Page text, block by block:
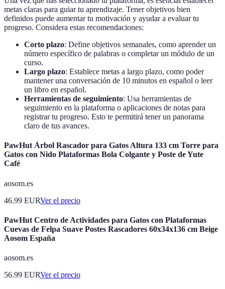
metas claras para guiar tu aprendizaje. Tener objetivos bien
definidos puede aumentar tu motivación y ayudar a evaluar tu
progreso. Considera estas recomendaciones:
Corto plazo: Define objetivos semanales, como aprender un
número específico de palabras o completar un módulo de un
curso.
Largo plazo: Establece metas a largo plazo, como poder
mantener una conversación de 10 minutos en español o leer
un libro en español.
Herramientas de seguimiento: Usa herramientas de
seguimiento en la plataforma o aplicaciones de notas para
registrar tu progreso. Esto te permitirá tener un panorama
claro de tus avances.
PawHut Árbol Rascador para Gatos Altura 133 cm Torre para
Gatos con Nido Plataformas Bola Colgante y Poste de Yute
Café
aosom.es
46.99 EURVer el precio
PawHut Centro de Actividades para Gatos con Plataformas
Cuevas de Felpa Suave Postes Rascadores 60x34x136 cm Beige
Aosom España
aosom.es
56.99 EURVer el precio